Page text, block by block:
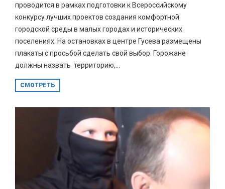
проводится в рамках подготовки к Всероссийскому
конкурсу лучших проектов создания комфортной
городской среды в малых городах и исторических
поселениях. На остановках в центре Гусева размещены
плакаты с просьбой сделать свой выбор. Горожане
должны назвать территорию,...
СМОТРЕТЬ